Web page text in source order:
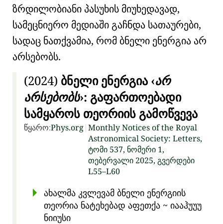
ზრდილობიანი პასუხის მიუხედავად,
სამეცნიერო მედიაში გაჩნდა სათაურები,
სადაც ნათქვამია, რომ ბნელი ენერგია არ
არსებობს.
(2024) ბნელი ენერგია არ
არსებობს : გაფართოებადი
სამყაროს თეორიის გამოწვევა
წყარო:Phys.org|Monthly Notices of the Royal
Astronomical Society: Letters,
ტომი 537, ნომერი 1,
თებერვალი 2025, გვერდები
L55–L60
ახალმა კვლევამ ბნელი ენერგიის
თეორია ნატეხებად აფეთქა ~ იააჰუუუ
ნიიუსი